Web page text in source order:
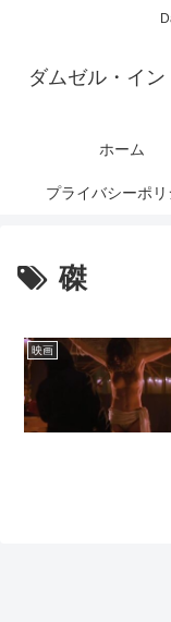
ダムゼル・イ
ホーム
プライバシーポリ
磔
映画